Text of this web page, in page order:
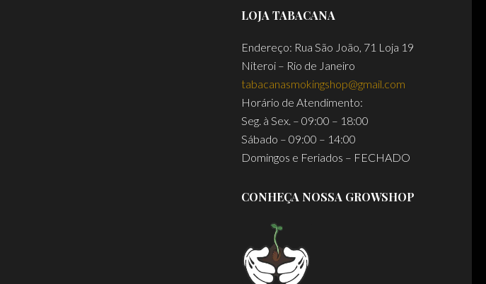
LOJA TABACANA
Endereço: Rua São João, 71 Loja 19
Niteroi – Rio de Janeiro
tabacanasmokingshop@gmail.com
Horário de Atendimento:
Seg. à Sex. – 09:00 – 18:00
Sábado – 09:00 – 14:00
Domingos e Feriados – FECHADO
CONHEÇA NOSSA GROWSHOP